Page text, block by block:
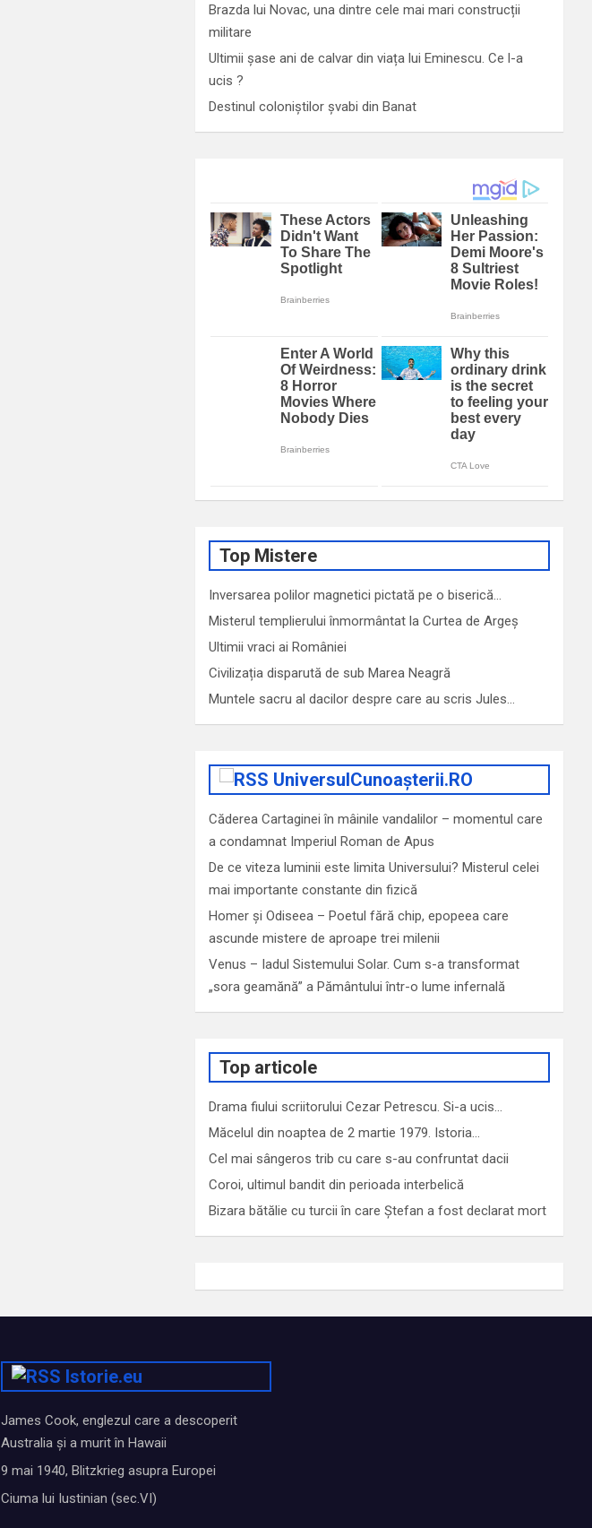
Brazda lui Novac, una dintre cele mai mari construcții
militare
Ultimii șase ani de calvar din viața lui Eminescu. Ce l-a
ucis ?
Destinul coloniștilor șvabi din Banat
Top Mistere
Inversarea polilor magnetici pictată pe o biserică…
Misterul templierului înmormântat la Curtea de Argeș
Ultimii vraci ai României
Civilizația disparută de sub Marea Neagră
Muntele sacru al dacilor despre care au scris Jules…
UniversulCunoașterii.RO
Căderea Cartaginei în mâinile vandalilor – momentul care
a condamnat Imperiul Roman de Apus
De ce viteza luminii este limita Universului? Misterul celei
mai importante constante din fizică
Homer și Odiseea – Poetul fără chip, epopeea care
ascunde mistere de aproape trei milenii
Venus – Iadul Sistemului Solar. Cum s-a transformat
„sora geamănă” a Pământului într-o lume infernală
Top articole
Drama fiului scriitorului Cezar Petrescu. Si-a ucis…
Măcelul din noaptea de 2 martie 1979. Istoria…
Cel mai sângeros trib cu care s-au confruntat dacii
Coroi, ultimul bandit din perioada interbelică
Bizara bătălie cu turcii în care Ștefan a fost declarat mort
Istorie.eu
James Cook, englezul care a descoperit
Australia și a murit în Hawaii
9 mai 1940, Blitzkrieg asupra Europei
Ciuma lui Iustinian (sec.VI)